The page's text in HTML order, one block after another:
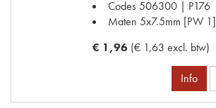
Codes506300 | P176
Maten 5x7.5mm [PW 1]
€ 1,96 (€ 1,63 excl. btw)
Info